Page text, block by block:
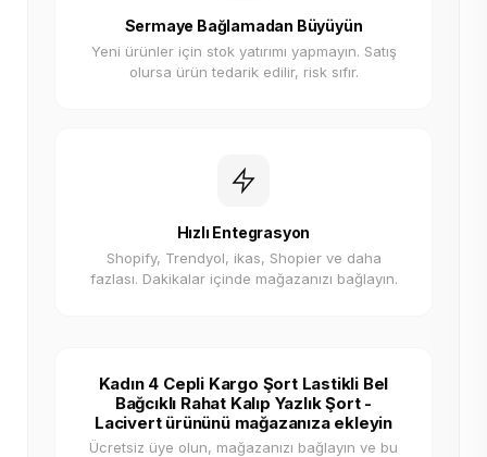
Sermaye Bağlamadan Büyüyün
Yeni ürünler için stok yatırımı yapmayın. Satış
olursa ürün tedarik edilir, risk sıfır.
Hızlı Entegrasyon
Shopify, Trendyol, ikas, Shopier ve daha
fazlası. Dakikalar içinde mağazanızı bağlayın.
Kadın 4 Cepli Kargo Şort Lastikli Bel
Bağcıklı Rahat Kalıp Yazlık Şort -
Lacivert ürününü mağazanıza ekleyin
Ücretsiz üye olun, mağazanızı bağlayın ve bu